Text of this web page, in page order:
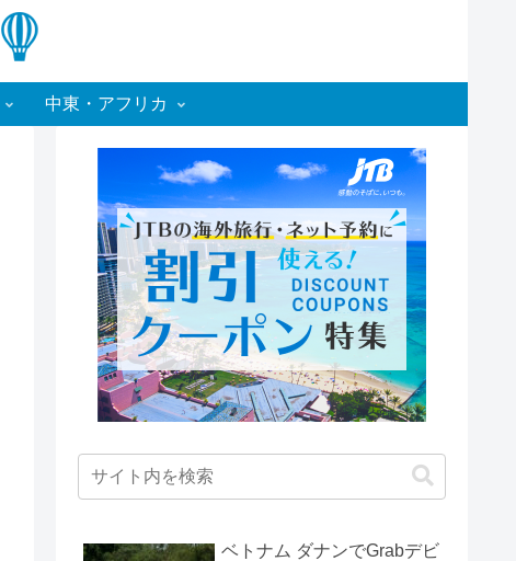
中東・アフリカ
ベトナム ダナンでGrabデビ